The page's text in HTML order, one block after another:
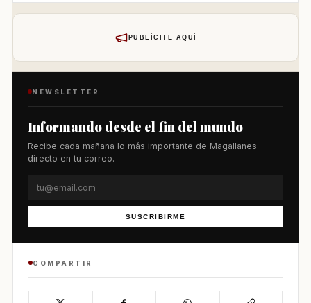
PUBLÍCITE AQUÍ
NEWSLETTER
Informando desde el fin del mundo
Recibe cada mañana lo más importante de Magallanes
directo en tu correo.
SUSCRIBIRME
COMPARTIR